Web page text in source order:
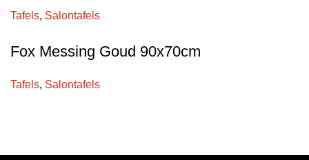
Tafels, Salontafels
Fox Messing Goud 90x70cm
Tafels, Salontafels